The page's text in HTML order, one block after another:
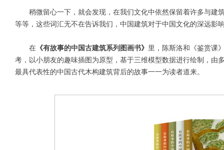
稍微留心一下，就会发现，在我们文化中依然保留着许多与建
等等，这些词汇无不在告诉我们，中国建筑对于中国文化的深远影
在 《有故事的中国古建筑系列图画书》 里，陈斯洛和《鉴赏课
考，以小朋友的趣味插图为原型，基于三维模型数据进行绘制，
最具代表性的中国古代木构建筑背后的故事一一为读者道来。